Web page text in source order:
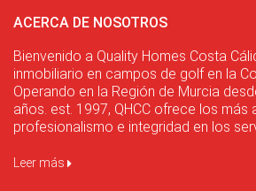
ACERCA DE NOSOTROS
Bienvenido a Quality Homes Costa
inmobiliario en campos de golf en la
Operando en la Región de Murcia
años. est. 1997, QHCC ofrece los
profesionalismo e integridad en los
Leer más